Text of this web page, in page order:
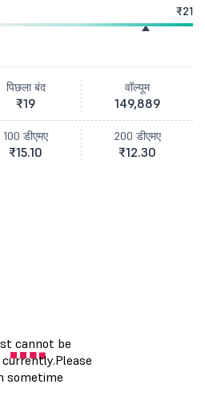
₹21
पिछला बंद
₹19
वॉल्यूम
149,889
100 डीएमए
₹15.10
200 डीएमए
₹12.30